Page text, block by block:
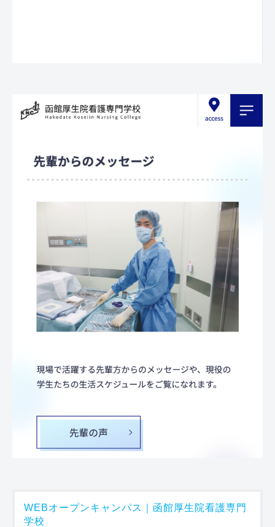
WEBオープンキャンパス｜函館厚生院看護専門
学校